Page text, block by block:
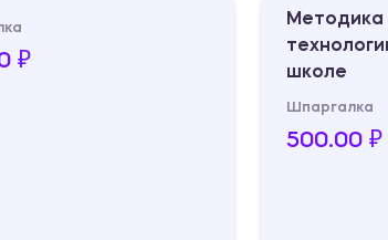
₽
Методика
школе
Шпаргалка
500.00 ₽